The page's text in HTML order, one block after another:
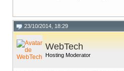
23/10/2014, 18:29
WebTech
Hosting Moderator